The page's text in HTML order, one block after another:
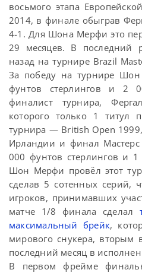
восьмого этапа
2014, в финале обыграв
4-1. Для Шона Мерфи это
29 месяцев. В последний
назад на турнире Brazil
За победу на турнире
фунтов стерлингов и 2
финалист турнира,
которого только 1 титул
турнира — British Open
Ирландии и финал Мастерс
000 фунтов стерлингов и
Шон Мерфи провёл этот
сделав 5 сотенных серий,
игроков, принимавших
матче 1/8 финала сделал
максимальный брейк,
мирового снукера,
последний месяц в
В первом фрейме